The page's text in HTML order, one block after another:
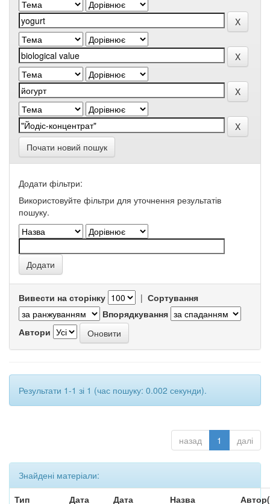
Почати новий пошук
Додати фільтри:
Використовуйте фільтри для уточнення результатів
пошуку.
Вивести на сторінку | Сортування
Впорядкування
Автори
Результати 1-1 зі 1 (час пошуку: 0.002 секунди).
назад 1 далі
Знайдені матеріали:
Тип
Дата
Дата
Назва